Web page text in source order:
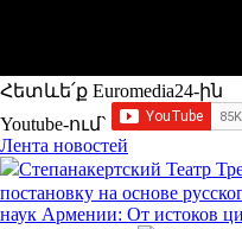
Հետևե՛ք Euromedia24-ին
Youtube-ում`
Лента новостей
Степанакертский Театр
постановку на основе
наук Армении: От истоков